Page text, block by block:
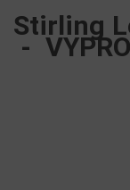
Stirling
-